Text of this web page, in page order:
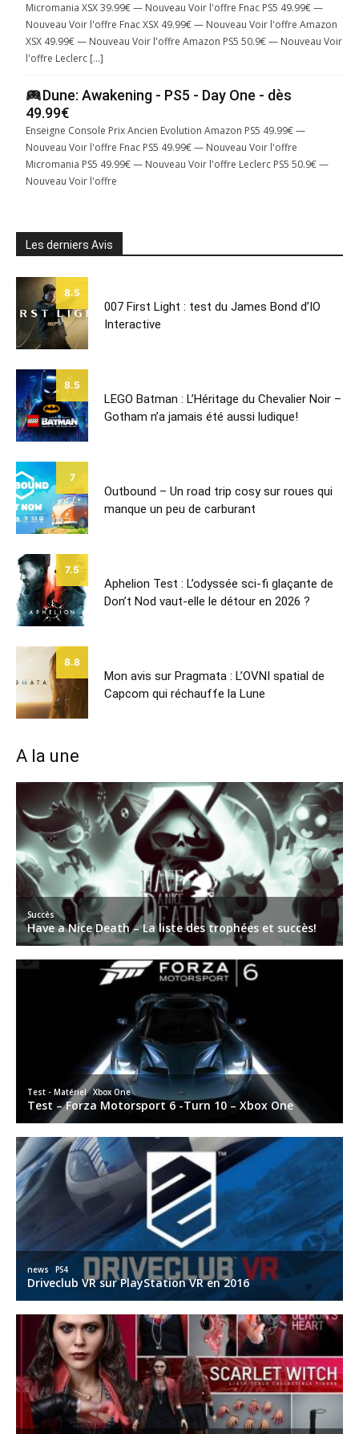
Micromania XSX 39.99€ — Nouveau Voir l'offre Fnac PS5 49.99€ —
Nouveau Voir l'offre Fnac XSX 49.99€ — Nouveau Voir l'offre Amazon
XSX 49.99€ — Nouveau Voir l'offre Amazon PS5 50.9€ — Nouveau Voir
l'offre Leclerc […]
Dune: Awakening - PS5 - Day One - dès
49.99€
Enseigne Console Prix Ancien Evolution Amazon PS5 49.99€ —
Nouveau Voir l'offre Fnac PS5 49.99€ — Nouveau Voir l'offre
Micromania PS5 49.99€ — Nouveau Voir l'offre Leclerc PS5 50.9€ —
Nouveau Voir l'offre
Les derniers Avis
8.5
007 First Light : test du James Bond d’IO
Interactive
8.5
LEGO Batman : L’Héritage du Chevalier Noir –
Gotham n’a jamais été aussi ludique!
7
Outbound – Un road trip cosy sur roues qui
manque un peu de carburant
7.5
Aphelion Test : L’odyssée sci-fi glaçante de
Don’t Nod vaut-elle le détour en 2026 ?
8.8
Mon avis sur Pragmata : L’OVNI spatial de
Capcom qui réchauffe la Lune
A la une